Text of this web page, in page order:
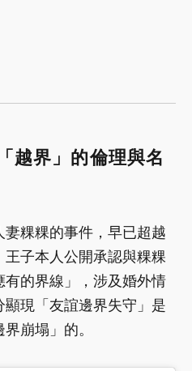
越界」的倫理與名
粿粿的事件，早已超越
子本人公開承認與粿粿
的界線」，涉及婚外情
現「友誼邊界失守」是
崩塌」的。